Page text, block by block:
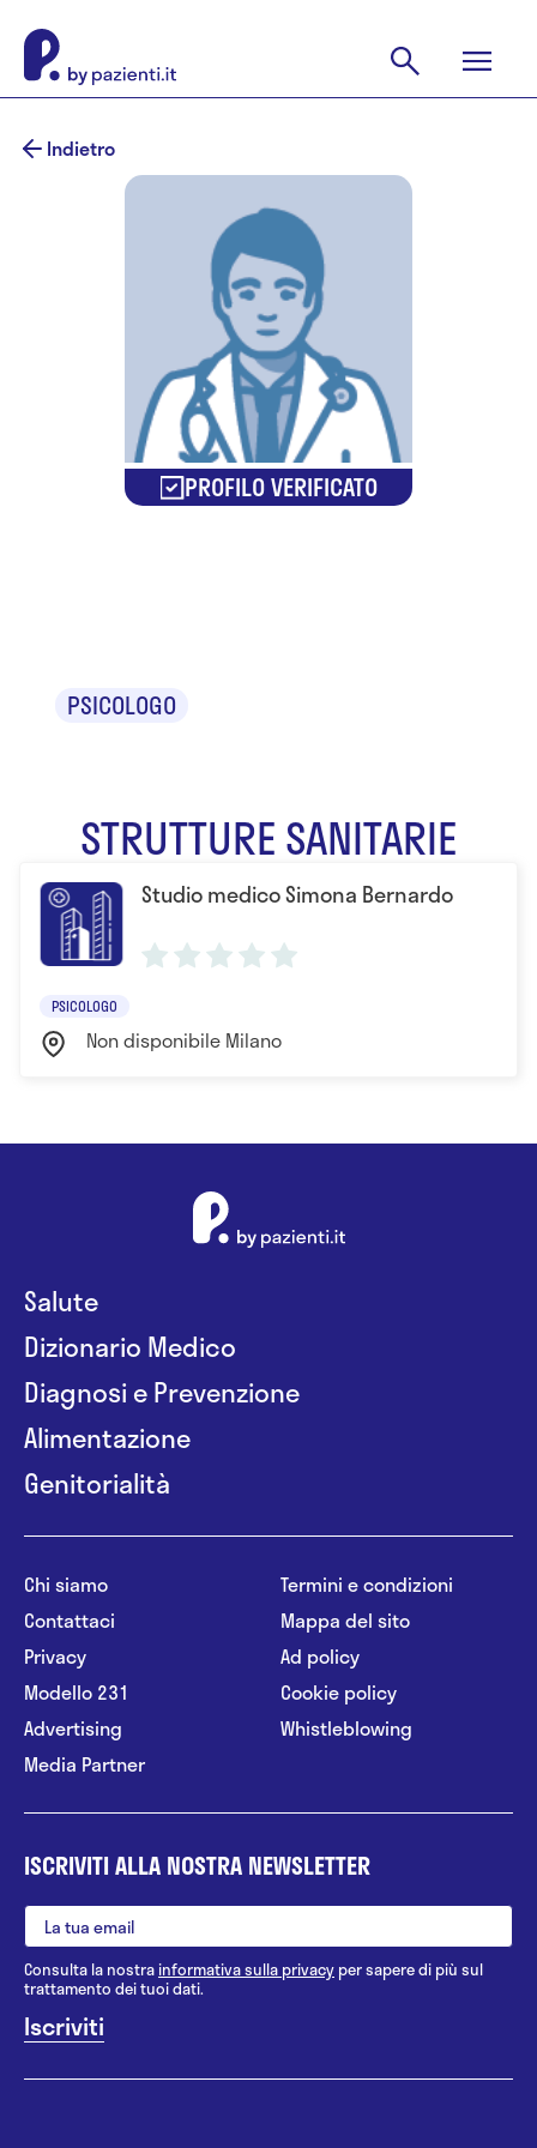
Indietro
PROFILO VERIFICATO
PSICOLOGO
STRUTTURE SANITARIE
Studio medico Simona Bernardo
PSICOLOGO
Non disponibile Milano
Salute
Dizionario Medico
Diagnosi e Prevenzione
Alimentazione
Genitorialità
Chi siamo
Contattaci
Privacy
Modello 231
Advertising
Media Partner
Termini e condizioni
Mappa del sito
Ad policy
Cookie policy
Whistleblowing
ISCRIVITI ALLA NOSTRA NEWSLETTER
Consulta la nostrainformativa sulla privacy per sapere di più sul
trattamento dei tuoi dati.